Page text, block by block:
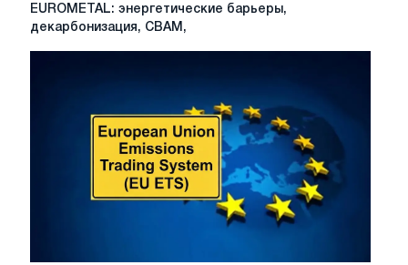
из
EUROMETAL:
энергетические
декарбонизация,
EUROMETAL: энергетические барьеры,
декарбонизация, CBAM,